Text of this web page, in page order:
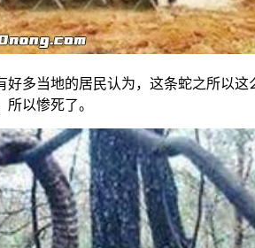
多当地的居民认为，这条蛇之所以
以惨死了。